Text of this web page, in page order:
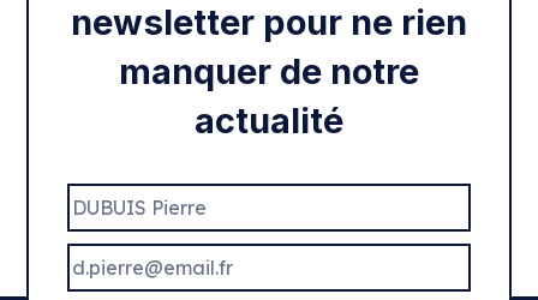
newsletter pour ne rien
manquer de notre
actualité